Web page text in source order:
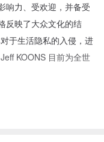
响力、受欢迎，并备受
反映了大众文化的结
于生活隐私的入侵，进
KOONS 目前为全世